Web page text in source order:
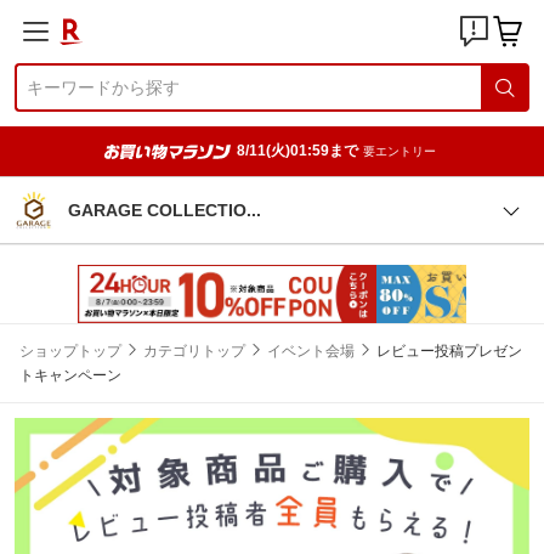
8/11(火)01:59まで 要エントリー
GARAGE COLLECTIO
ショップトップ カテゴリトップ イベント会場
レビュー投稿プレゼン
トキャンペーン